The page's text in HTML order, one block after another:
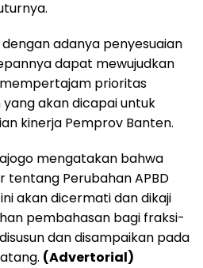
adanya penyesuaian
dapat mewujudkan
prioritas
akan dicapai untuk
kinerja Pemprov Banten.
mengatakan bahwa
tentang Perubahan APBD
akan dicermati dan dikaji
pembahasan bagi fraksi-
dan disampaikan pada
(Advertorial)